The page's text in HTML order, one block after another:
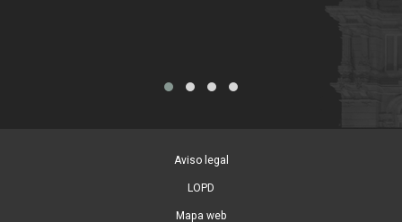
Aviso legal
LOPD
Mapa web